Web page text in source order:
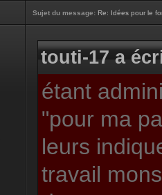
Sujet du message: Re: Idées pour le
touti-17 a
étant
"pour ma
leurs
travail